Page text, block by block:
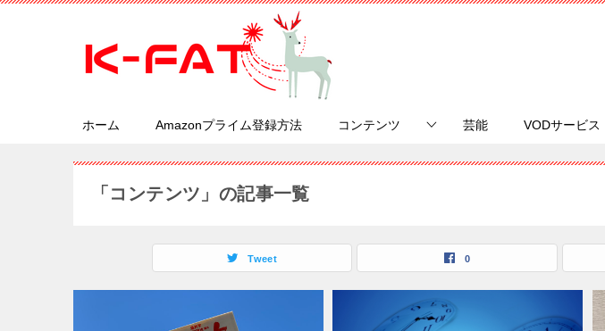
ホーム Amazonプライム登録方法 コンテンツ 芸能 VODサービス
「コンテンツ」の記事一覧
Tweet 0